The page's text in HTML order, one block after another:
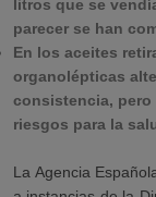
litros que se
parecer se han
En los aceites
organolépticas
consistencia, pero
riesgos para la
La Agencia